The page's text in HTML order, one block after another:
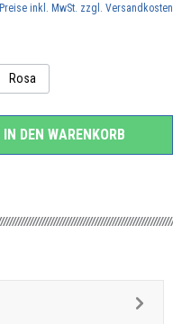
Preise inkl. MwSt. zzgl. Versandkosten
Rosa
IN DEN WARENKORB